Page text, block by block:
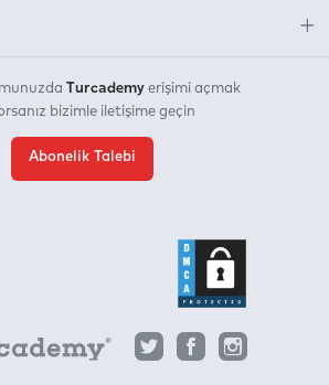
Turcademy erişimi açmak
bizimle iletişime geçin
Abonelik Talebi